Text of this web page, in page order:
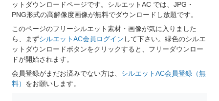
ットダウンロードページです。シルエットAC では、JPG・
PNG形式の高解像度画像が無料でダウンロードし放題です。
このページのフリーシルエット素材・画像が気に入りました
ら、まずシルエットAC会員ログイン して下さい。緑色のシルエ
ットダウンロードボタンをクリックすると、フリーダウンロー
ドが開始されます。
会員登録がまだお済みでない方は、 シルエットAC会員登録（無
料） をお願いします。